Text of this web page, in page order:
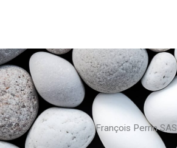
François Perrin SAS